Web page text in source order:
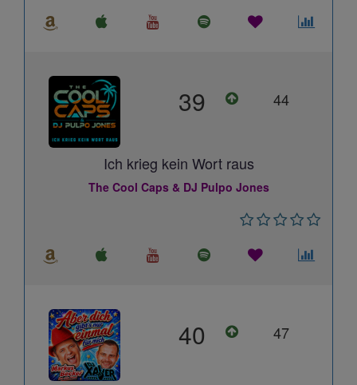
39 44
Ich krieg kein Wort raus
The Cool Caps & DJ Pulpo Jones
40 47